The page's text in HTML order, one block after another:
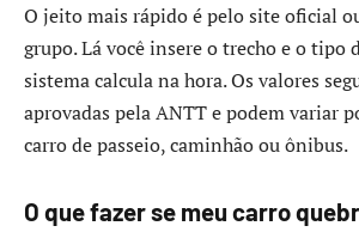
O jeito mais rápido é pelo site oficial
grupo. Lá você insere o trecho e o tipo
sistema calcula na hora. Os valores
aprovadas pela ANTT e podem variar
carro de passeio, caminhão ou ônibus.
O que fazer se meu carro